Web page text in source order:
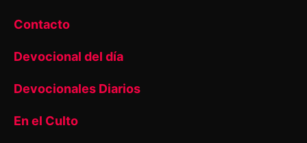
Contacto
Devocional del día
Devocionales Diarios
En el Culto